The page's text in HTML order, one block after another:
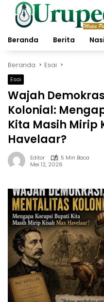
Langsung
konten
Beranda
Berita
Beranda Esai
Esai
Wajah
Kolonial:
Kita Masih Mirip
Havelaar?
Editor
5 Min Baca
Mei 12, 2026